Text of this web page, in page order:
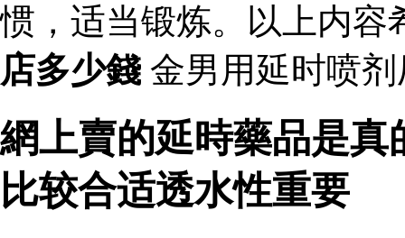
惯，适当锻炼。以上内
店多少錢 金男用延时喷
網上賣的延時藥品是
比较合适透水性重要